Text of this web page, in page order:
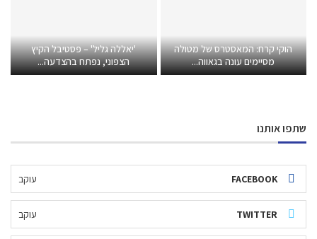
הוקי קרח: המאסטרס של מטולה
מסיימים עונה בגאווה...
'יאללה גליל' – פסטיבל הקיץ
הצפוני, נפתח בהצדעה...
שתפו אותנו
FACEBOOK עוקב
TWITTER עוקב